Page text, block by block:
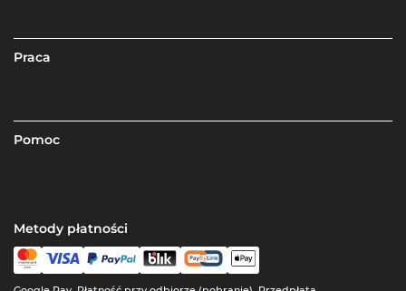
Praca
Pomoc
Metody płatności